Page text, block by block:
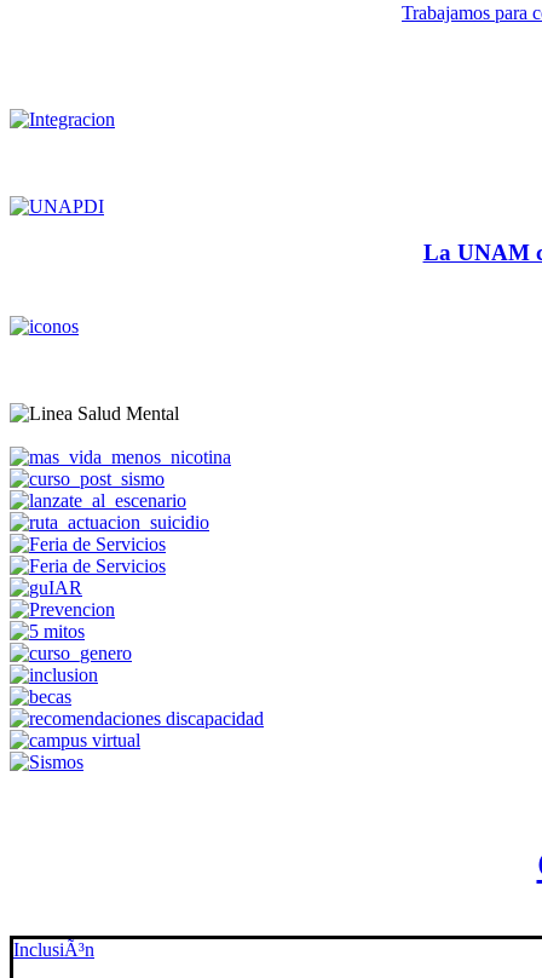
Trabajamos para
La UNAM
InclusiÃ³n